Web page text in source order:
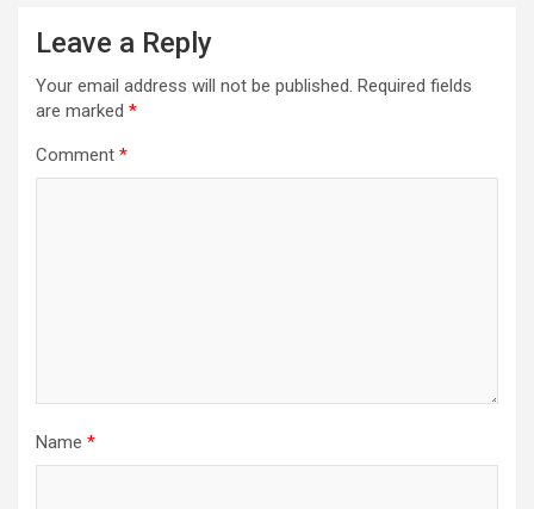
Leave a Reply
Your email address will not be published. Required fields
are marked *
Comment *
Name *